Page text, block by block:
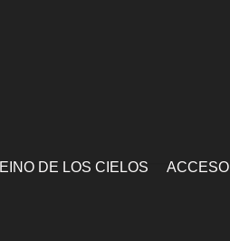
DE LOS CIELOS ACCESO